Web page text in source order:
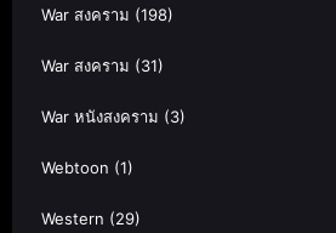
War สงคราม (198)
War สงคราม (31)
War หนังสงคราม (3)
Webtoon (1)
Western (29)